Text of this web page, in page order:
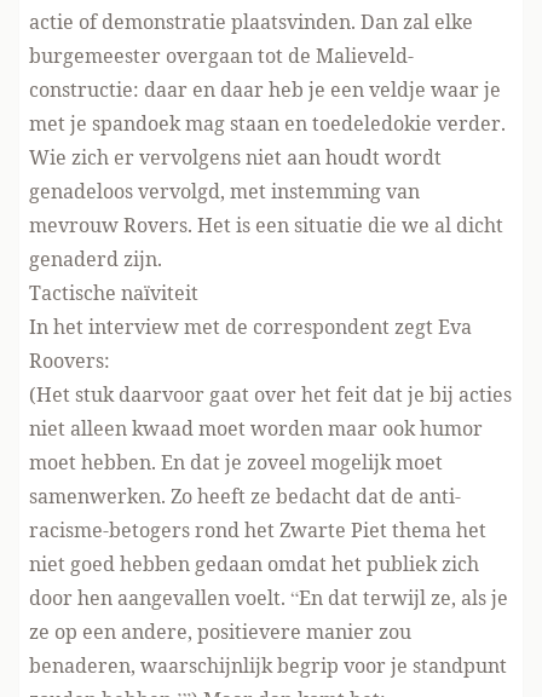
actie of demonstratie plaatsvinden. Dan zal elke
burgemeester overgaan tot de Malieveld-
constructie: daar en daar heb je een veldje waar je
met je spandoek mag staan en toedeledokie verder.
Wie zich er vervolgens niet aan houdt wordt
genadeloos vervolgd, met instemming van
mevrouw Rovers. Het is een situatie die we al dicht
genaderd zijn.
Tactische naïviteit
In het interview met de correspondent zegt Eva
Roovers:
(Het stuk daarvoor gaat over het feit dat je bij acties
niet alleen kwaad moet worden maar ook humor
moet hebben. En dat je zoveel mogelijk moet
samenwerken. Zo heeft ze bedacht dat de anti-
racisme-betogers rond het Zwarte Piet thema het
niet goed hebben gedaan omdat het publiek zich
door hen aangevallen voelt. “En dat terwijl ze, als je
ze op een andere, positievere manier zou
benaderen, waarschijnlijk begrip voor je standpunt